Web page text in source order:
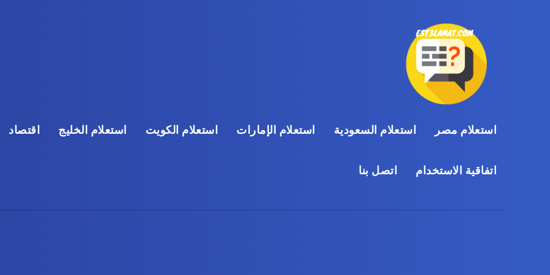
استعلام مصر استعلام السعودية استعلام الإمارات استعلام الكويت استعلام الخليج اقتصاد
اتفاقية الاستخدام اتصل بنا